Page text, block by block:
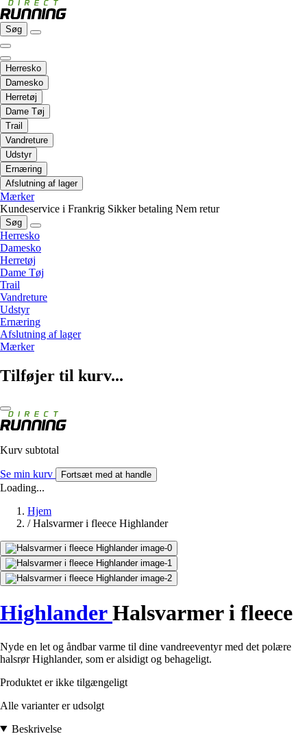
Søg
Herresko
Damesko
Herretøj
Dame Tøj
Trail
Vandreture
Udstyr
Ernæring
Afslutning af lager
Mærker
Kundeservice i Frankrig Sikker betaling Nem retur
Søg
Herresko
Damesko
Herretøj
Dame Tøj
Trail
Vandreture
Udstyr
Ernæring
Afslutning af lager
Mærker
Tilføjer til kurv...
Kurv subtotal
Se min kurv Fortsæt med at handle
Loading...
Hjem
/ Halsvarmer i fleece Highlander
HighlanderHalsvarmer i fleece
Nyde en let og åndbar varme til dine vandreeventyr med det polære
halsrør Highlander, som er alsidigt og behageligt.
Produktet er ikke tilgængeligt
Alle varianter er udsolgt
Beskrivelse